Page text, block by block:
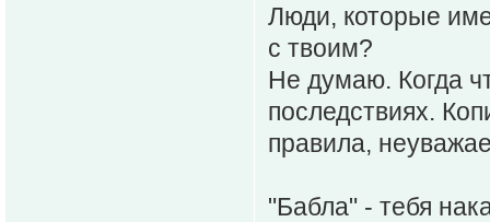
Люди, которые
с твоим?
Не думаю. Когда
последствиях.
правила,
"Бабла" - тебя